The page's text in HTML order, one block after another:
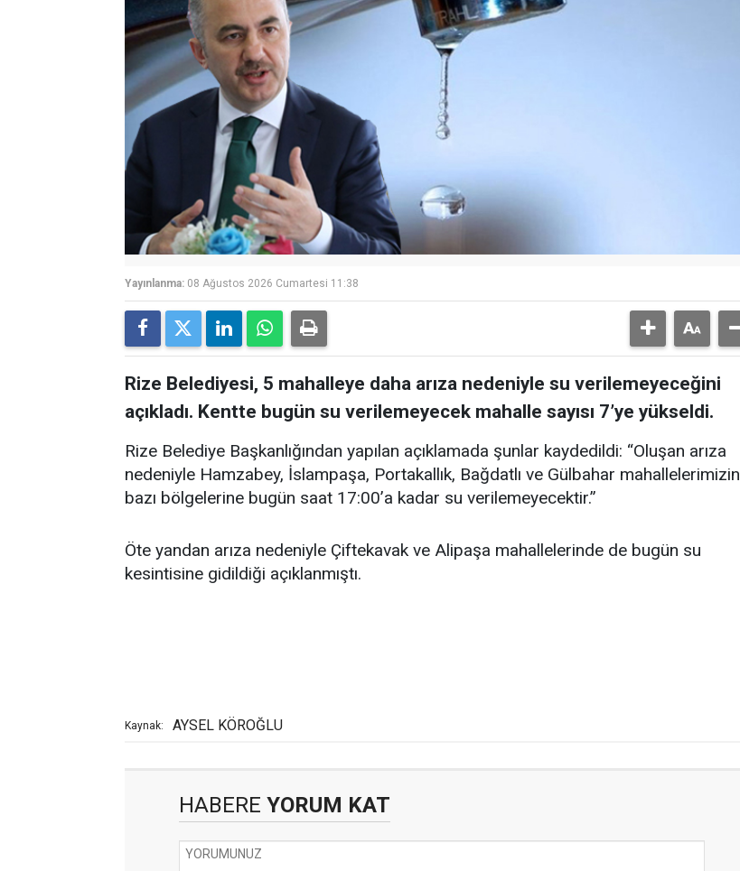
Yayınlanma: 08 Ağustos 2026 Cumartesi 11:38
Rize Belediyesi, 5 mahalleye daha arıza nedeniyle su verilemeyeceğini
açıkladı. Kentte bugün su verilemeyecek mahalle sayısı 7’ye yükseldi.
Rize Belediye Başkanlığından yapılan açıklamada şunlar kaydedildi: “Oluşan arıza
nedeniyle Hamzabey, İslampaşa, Portakallık, Bağdatlı ve Gülbahar mahallelerimizin
bazı bölgelerine bugün saat 17:00’a kadar su verilemeyecektir.”
Öte yandan arıza nedeniyle Çiftekavak ve Alipaşa mahallelerinde de bugün su
kesintisine gidildiği açıklanmıştı.
Kaynak: AYSEL KÖROĞLU
HABERE YORUM KAT